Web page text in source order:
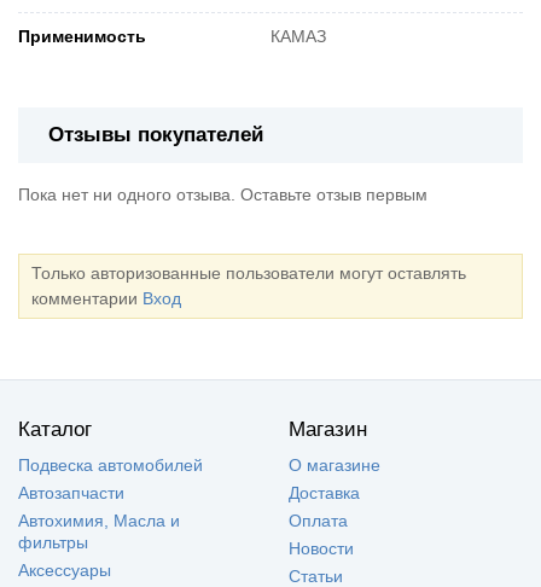
Применимость КАМАЗ
Отзывы покупателей
Пока нет ни одного отзыва. Оставьте отзыв первым
Только авторизованные пользователи могут оставлять
комментарии Вход
Каталог
Подвеска автомобилей
Автозапчасти
Автохимия, Масла и
фильтры
Аксессуары
Магазин
О магазине
Доставка
Оплата
Новости
Статьи